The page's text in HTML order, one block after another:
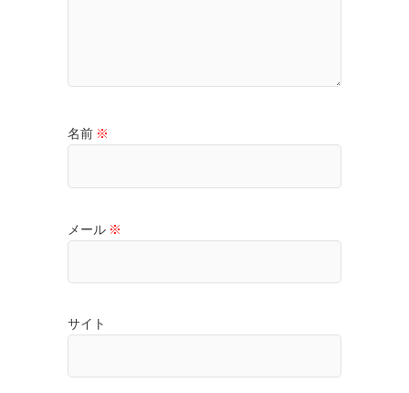
名前 ※
メール ※
サイト